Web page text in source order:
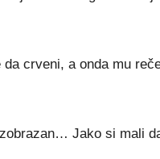
crveni, a onda mu
Jako si mali